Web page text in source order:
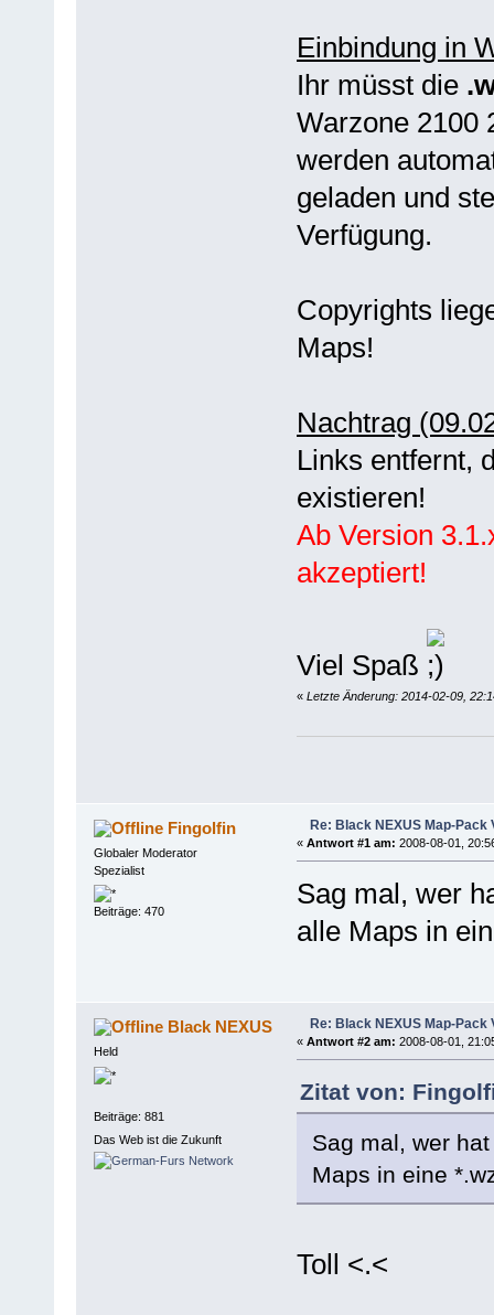
Einbindung in
Ihr müsst die
Warzone 2100
werden
geladen und
Verfügung.
Copyrights
Maps!
Nachtrag
Links entfernt,
existieren!
Ab Version
akzeptiert!
Viel Spaß
« Letzte Änderung: 2014-02-09,
Fingolfin
Globaler Moderator
Spezialist
Beiträge: 470
Re: Black NEXUS Map-Pack
« Antwort #1 am: 2008-08-01,
Sag mal, wer
alle Maps in
Black NEXUS
Held
Beiträge: 881
Das Web ist die Zukunft
Re: Black NEXUS Map-Pack
« Antwort #2 am: 2008-08-01,
Zitat von:
Sag mal, wer
Maps in eine
Toll <.<